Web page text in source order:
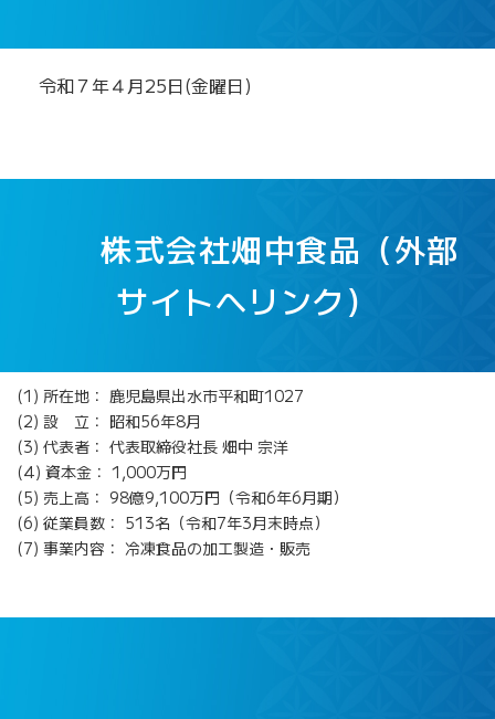
令和７年４月25日(金曜日)
株式会社畑中食品（外部
サイトへリンク）
(1) 所在地： 鹿児島県出水市平和町1027
(2) 設 立： 昭和56年8月
(3) 代表者： 代表取締役社長 畑中 宗洋
(4) 資本金： 1,000万円
(5) 売上高： 98億9,100万円（令和6年6月期）
(6) 従業員数： 513名（令和7年3月末時点）
(7) 事業内容： 冷凍食品の加工製造・販売